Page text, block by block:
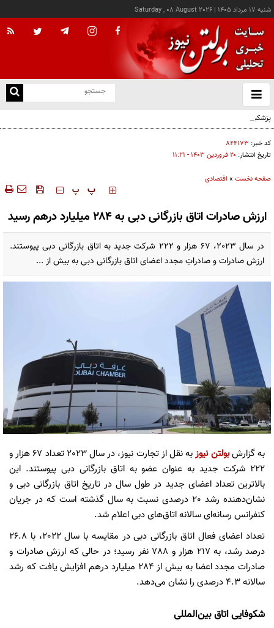
شنبه ۱۷ مرداد ۱۴۰۵ |
Saturday , 08 August 2026
باز
و
پزشکیان: خدمت بی‌منت و مشارکت مردمی، پایه حل مشکلات کشور است
کد خبر: ۸۴۴۱۷۳
تاریخ انتشار: ۲۰ فروردين ۱۴۰۳ - ۱۱:۲۱
صفحه نخست » اقتصادی
‍‍‍ پ پ
ارزش صادرات اتاق بازرگانی دبی به ۲۸۴ میلیارد درهم رسید
در سال 2023، 67 هزار و 222 شرکت جدید به اتاق بازرگانی دبی پیوستند.
ارزش صادرات و صادراتِ مجدد اعضای اتاق بازرگانی دبی به بیش از ...
به گزارشبولتن نیوز
به نقل از تجارت نیوز، در سال 2023 تعداد 67 هزار و
222 شرکت جدید به عنوان عضو به اتاق بازرگانی دبی پیوستند. این
بالاترین تعداد اعضای جدید در طول سال در تاریخ اتاق بازرگانی دبی و
نشان‌دهنده رشد 20 درصدی نسبت به سال گذشته است که در جریان
کنفرانس رسانه‌ای سالانه اتاق‌های دبی اعلام شد.
تعداد اعضای فعال اتاق بازرگانی دبی در مقایسه با سال 2022، با 26.8
درصد رشد، به 217 هزار و 788 نفر رسید؛ در حالی که ارزش صادرات و
صادرات مجدد اعضا به بیش از 284 میلیارد درهم افزایش یافت که رشد
سالانه 4.3 درصدی را نشان می‌دهد.
شکوفایی اتاق بین‌المللی